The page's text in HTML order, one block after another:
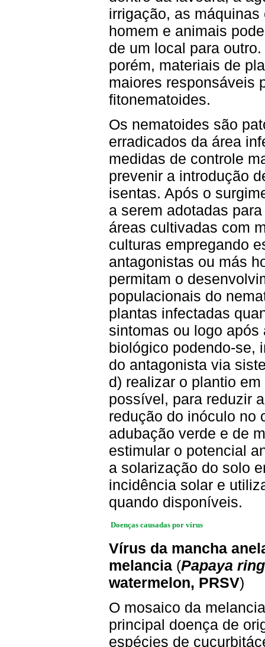
irrigação, as
homem e animais
de um local para
porém, materiais de
maiores responsáveis
fitonematoides.
Os nematoides são
erradicados da área
medidas de controle
prevenir a introdução
isentas. Após o
a serem adotadas
áreas cultivadas com
culturas empregando
antagonistas ou más
permitam o
populacionais do
plantas infectadas
sintomas ou logo
biológico podendo-se,
do antagonista via
d) realizar o plantio
possível, para reduzir
redução do inóculo no
adubação verde e de
estimular o potencial
a solarização do solo
incidência solar e
quando disponíveis.
Doenças causadas por vírus
Vírus da mancha
melancia (Papaya
watermelon, PRSV)
O mosaico da
principal doença de
espécies de